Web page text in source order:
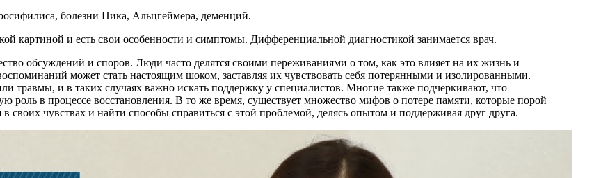
болезни Пика, Альцгеймера, деменций.
картиной и есть свои особенности и симптомы. Дифференциальной диагностикой занимается врач.
обсуждений и споров. Люди часто делятся своими переживаниями о том, как это влияет на их жизнь и
может стать настоящим шоком, заставляя их чувствовать себя потерянными и изолированными.
травмы, и в таких случаях важно искать поддержку у специалистов. Многие также подчеркивают, что
в процессе восстановления. В то же время, существует множество мифов о потере памяти, которые порой
своих чувствах и найти способы справиться с этой проблемой, делясь опытом и поддерживая друг друга.